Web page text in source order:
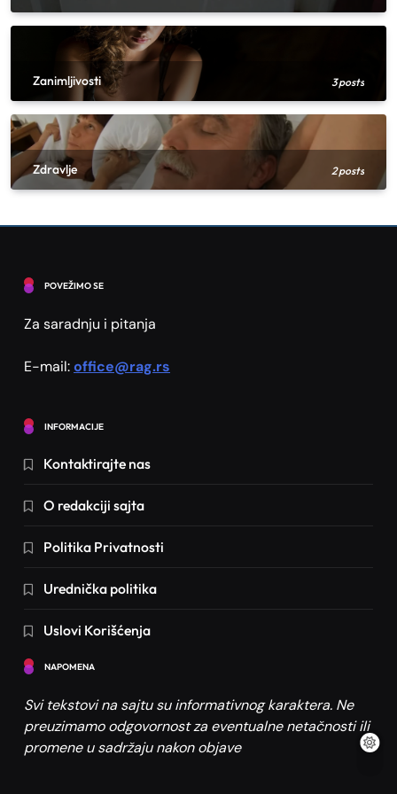
1 Saveti
Farbanje pločica u kupatilu, kompletan
vodič korak po korak
Saveti
3
Praktičan vodič za uređenje ulaznog dela
stana
Saveti
lep vizuelni efekat?
5 Saveti
Saveti
7
8
Crna haljina kombinacije za svaki tip
Saveti
Kako se plaća godišnji odmor po novom
Saveti
Saveti Zdravlje
Šta treba učiti dete od 2 godine? Učenje
kroz igru
Zanimljivosti 3 posts
Zdravlje 2 posts
POVEŽIMO SE
Za saradnju i pitanja
E-mail:office@rag.rs
INFORMACIJE
Kontaktirajte nas
O redakciji sajta
Politika Privatnosti
Urednička politika
Uslovi Korišćenja
NAPOMENA
Svi tekstovi na sajtu su informativnog karaktera. Ne
preuzimamo odgovornost za eventualne netačnosti ili
promene u sadržaju nakon objave